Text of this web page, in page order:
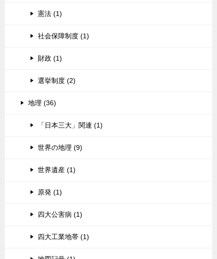
憲法 (1)
社会保障制度 (1)
財政 (1)
選挙制度 (2)
地理 (36)
「日本三大」関連 (1)
世界の地理 (9)
世界遺産 (1)
原発 (1)
四大公害病 (1)
四大工業地帯 (1)